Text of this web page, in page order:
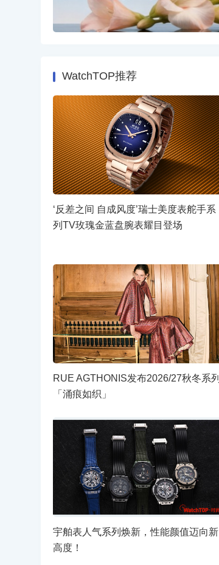
WatchTOP推荐
‘反差之间 自成风度’瑞士美度表舵手系
列TV玫瑰金蓝盘腕表耀目登场
RUE AGTHONIS发布2026/27秋冬系列
「涌痕如织」
宇舶表人气系列焕新，性能颜值迈向新
高度！